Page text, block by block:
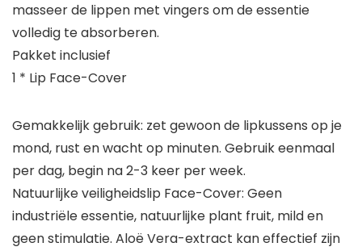
masseer de lippen met vingers om de essentie
volledig te absorberen.
Pakket inclusief
1 * Lip Face-Cover
Gemakkelijk gebruik: zet gewoon de lipkussens op je
mond, rust en wacht op minuten. Gebruik eenmaal
per dag, begin na 2-3 keer per week.
Natuurlijke veiligheidslip Face-Cover: Geen
industriële essentie, natuurlijke plant fruit, mild en
geen stimulatie. Aloë Vera-extract kan effectief zijn